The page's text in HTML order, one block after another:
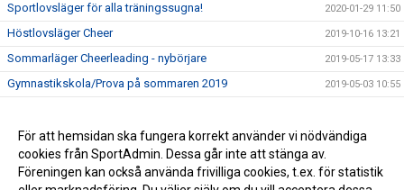
Sportlovsläger för alla träningssugna! 2020-01-29 11:50
Höstlovsläger Cheer 2019-10-16 13:21
Sommarläger Cheerleading - nybörjare 2019-05-17 13:33
Gymnastikskola/Prova på sommaren 2019 2019-05-03 10:55
Truppläger sommar 2019 2019-05-03 10:43
Lägeranmälan har öppnat! 2019-03-05 14:00
För att hemsidan ska fungera korrekt använder vi nödvändiga
cookies från SportAdmin. Dessa går inte att stänga av.
Föreningen kan också använda frivilliga cookies, t.ex. för statistik